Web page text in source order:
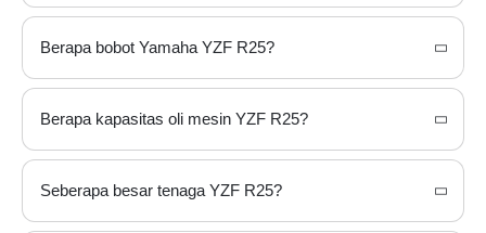
Berapa bobot Yamaha YZF R25?
Berapa kapasitas oli mesin YZF R25?
Seberapa besar tenaga YZF R25?